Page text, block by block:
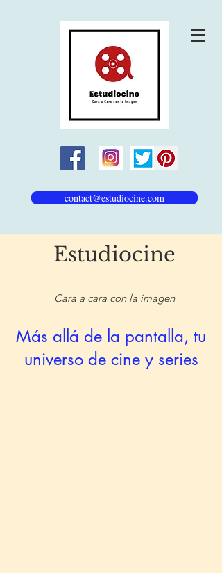
contact@estudiocine.com
Estudiocine
Cara a cara con la imagen
Más allá de la pantalla, tu
universo de cine y series